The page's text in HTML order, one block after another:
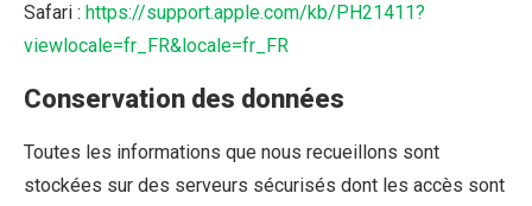
Safari : https://support.apple.com/kb/PH21411?
viewlocale=fr_FR&locale=fr_FR
Conservation des données
Toutes les informations que nous recueillons sont
stockées sur des serveurs sécurisés dont les accès sont